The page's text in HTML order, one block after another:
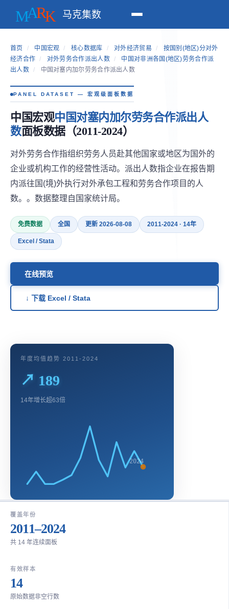
马克集数
首页 / 中国宏观 / 核心数据库 / 对外经济贸易 /
按国别(地区)分对外
经济合作 / 对外劳务合作派出人数 /
中国对非洲各国(地区)劳务合作派
出人数 / 中国对塞内加尔劳务合作派出人数
PANEL DATASET — 宏观级面板数据
中国宏观中国对塞内加尔劳务合作派出人
数面板数据（2011-2024）
对外劳务合作指组织劳务人员赴其他国家或地区为国外的
企业或机构工作的经营性活动。派出人数指企业在报告期
内派往国(境)外执行对外承包工程和劳务合作项目的人
数。。数据整理自国家统计局。
免费数据 全国 更新 2026-08-08 2011-2024 · 14年
Excel / Stata
在线预览
↓ 下载 Excel / Stata
年度均值趋势 2011-2024
↗ 189
14年增长超63倍
2024
覆盖年份
2011–2024
共 14 年连续面板
有效样本
14
原始数据非空行数